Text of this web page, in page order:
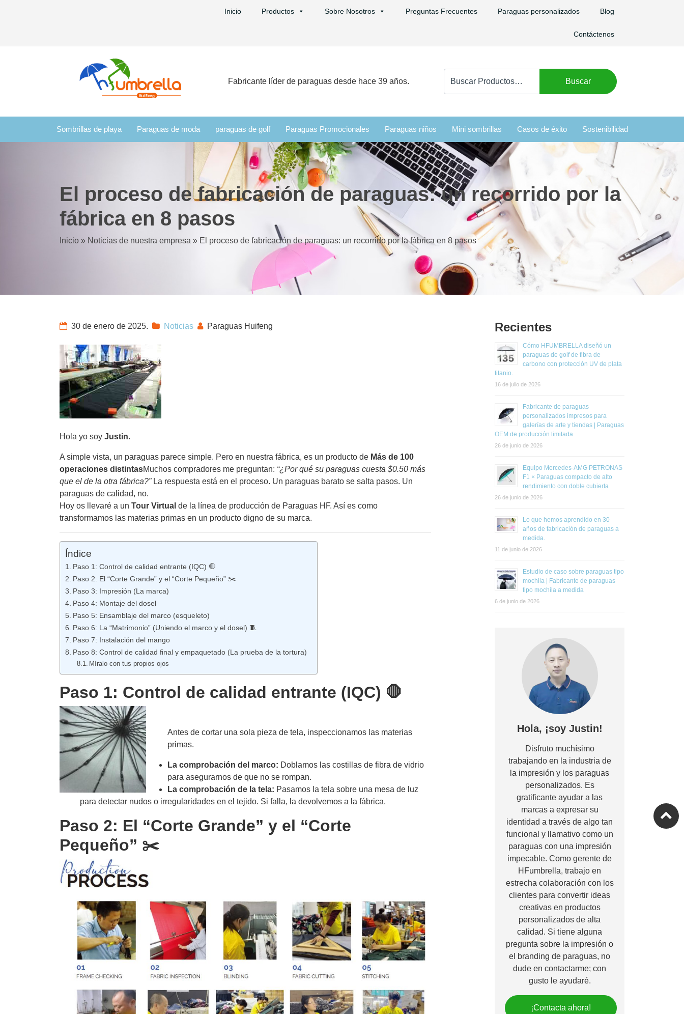
Inicio Productos Sobre Nosotros Preguntas Frecuentes Paraguas personalizados Blog
Contáctenos
Fabricante líder de paraguas desde hace 39 años.
Buscar
Sombrillas de playa Paraguas de moda paraguas de golf Paraguas Promocionales Paraguas niños Mini sombrillas Casos de éxito Sostenibilidad
El proceso de fabricación de paraguas: un recorrido por la
fábrica en 8 pasos
Inicio » Noticias de nuestra empresa » El proceso de fabricación de paraguas: un recorrido por la fábrica en 8 pasos
30 de enero de 2025. Noticias Paraguas Huifeng
Hola yo soy Justin.
A simple vista, un paraguas parece simple. Pero en nuestra fábrica, es un producto de Más de 100
operaciones distintasMuchos compradores me preguntan: “¿Por qué su paraguas cuesta $0.50 más
que el de la otra fábrica?”La respuesta está en el proceso. Un paraguas barato se salta pasos. Un
paraguas de calidad, no.
Hoy os llevaré a un Tour Virtual de la línea de producción de Paraguas HF. Así es como
transformamos las materias primas en un producto digno de su marca.
Índice
Paso 1: Control de calidad entrante (IQC) 🛑
Paso 2: El “Corte Grande” y el “Corte Pequeño” ✂️
Paso 3: Impresión (La marca)
Paso 4: Montaje del dosel
Paso 5: Ensamblaje del marco (esqueleto)
Paso 6: La “Matrimonio” (Uniendo el marco y el dosel) 🧵
Paso 7: Instalación del mango
Paso 8: Control de calidad final y empaquetado (La prueba de la tortura)
Míralo con tus propios ojos
Paso 1: Control de calidad entrante (IQC) 🛑
Antes de cortar una sola pieza de tela, inspeccionamos las materias
primas.
La comprobación del marco: Doblamos las costillas de fibra de vidrio
para asegurarnos de que no se rompan.
La comprobación de la tela: Pasamos la tela sobre una mesa de luz
para detectar nudos o irregularidades en el tejido. Si falla, la devolvemos a la fábrica.
Paso 2: El “Corte Grande” y el “Corte
Pequeño” ✂️
Recientes
Cómo HFUMBRELLA diseñó un
paraguas de golf de fibra de
carbono con protección UV de plata
titanio.
16 de julio de 2026
Fabricante de paraguas
personalizados impresos para
galerías de arte y tiendas | Paraguas
OEM de producción limitada
26 de junio de 2026
Equipo Mercedes-AMG PETRONAS
F1 × Paraguas compacto de alto
rendimiento con doble cubierta
26 de junio de 2026
Lo que hemos aprendido en 30
años de fabricación de paraguas a
medida.
11 de junio de 2026
Estudio de caso sobre paraguas tipo
mochila | Fabricante de paraguas
tipo mochila a medida
6 de junio de 2026
Hola, ¡soy Justin!
Disfruto muchísimo
trabajando en la industria de
la impresión y los paraguas
personalizados. Es
gratificante ayudar a las
marcas a expresar su
identidad a través de algo tan
funcional y llamativo como un
paraguas con una impresión
impecable. Como gerente de
HFumbrella, trabajo en
estrecha colaboración con los
clientes para convertir ideas
creativas en productos
personalizados de alta
calidad. Si tiene alguna
pregunta sobre la impresión o
el branding de paraguas, no
dude en contactarme; con
gusto le ayudaré.
¡Contacta ahora!